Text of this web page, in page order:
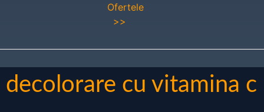
Ofertele
>>
decolorare cu vitamina c